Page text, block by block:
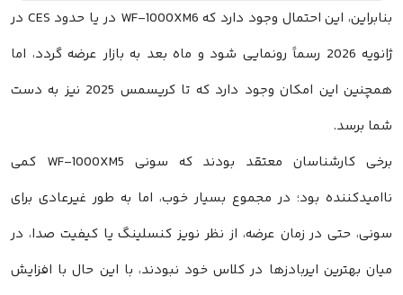
بنابراین، این احتمال وجود دارد که WF-1000XM6 در یا حدود CES در
ژانویه 2026 رسماً رونمایی شود و ماه بعد به بازار عرضه گردد، اما
همچنین این امکان وجود دارد که تا کریسمس 2025 نیز به دست
شما برسد.
برخی کارشناسان معتقد بودند که سونی WF-1000XM5 کمی
ناامیدکننده بود؛ در مجموع بسیار خوب، اما به طور غیرعادی برای
سونی، حتی در زمان عرضه، از نظر نویز کنسلینگ یا کیفیت صدا، در
میان بهترین ایر‌بادزها در کلاس خود نبودند، با این حال با افزایش